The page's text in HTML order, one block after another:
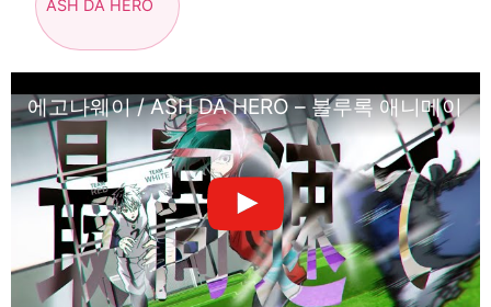
ASH DA HERO
에고나웨이 / ASH DA HERO – 블루록 애니메이